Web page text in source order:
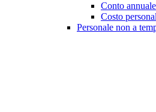
Conto
Costo
Personale non a